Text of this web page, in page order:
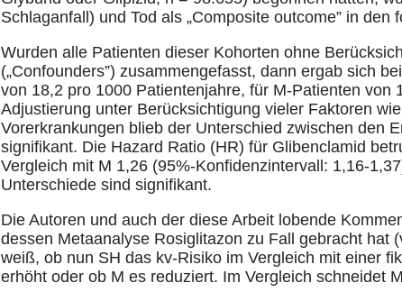
Schlaganfall) und Tod als „Composite outcome” in den
Wurden alle Patienten dieser Kohorten ohne
(„Confounders”) zusammengefasst, dann ergab sich
von 18,2 pro 1000 Patientenjahre, für M-Patienten von
Adjustierung unter Berücksichtigung vieler Faktoren
Vorerkrankungen blieb der Unterschied zwischen den
signifikant. Die Hazard Ratio (HR) für Glibenclamid
Vergleich mit M 1,26 (95%-Konfidenzintervall: 1,16-
Unterschiede sind signifikant.
Die Autoren und auch der diese Arbeit lobende
dessen Metaanalyse Rosiglitazon zu Fall gebracht hat
weiß, ob nun SH das kv-Risiko im Vergleich mit einer
erhöht oder ob M es reduziert. Im Vergleich schneidet